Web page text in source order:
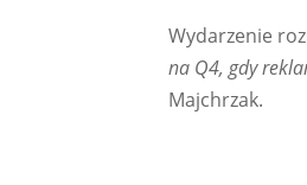
Wydarzenie
na Q4, gdy
Majchrzak.